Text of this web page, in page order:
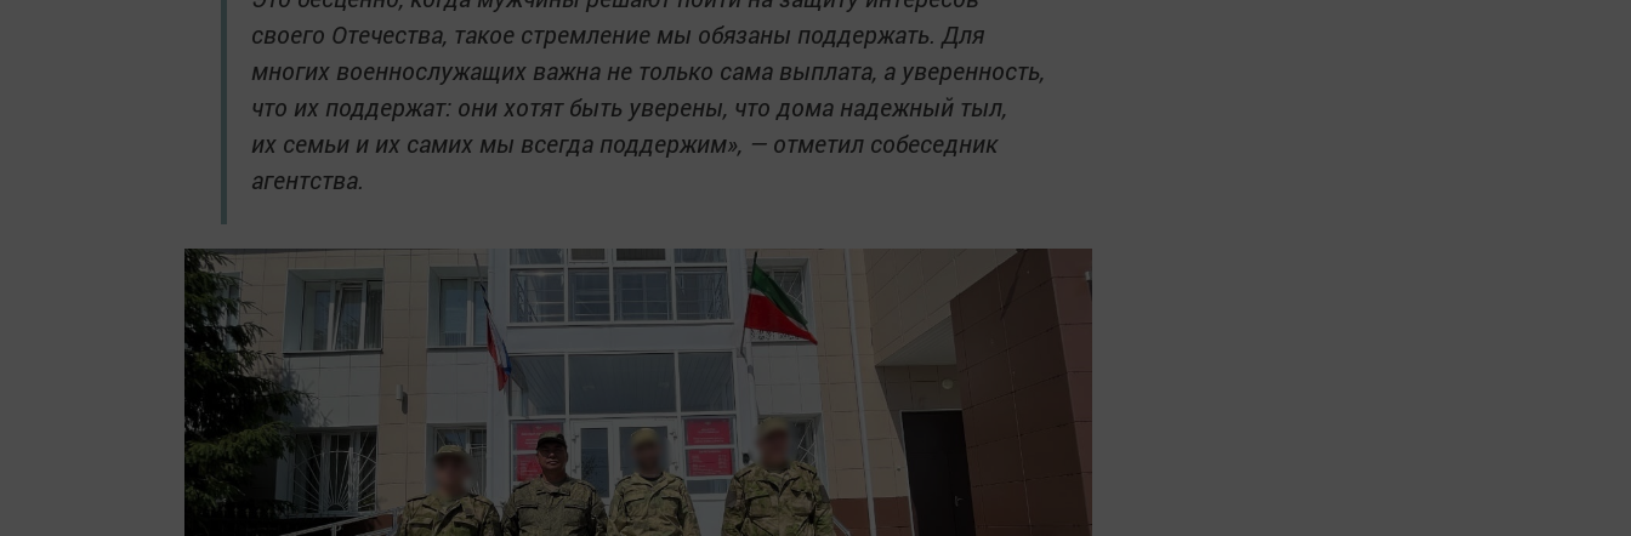
своего Отечества, такое стремление мы обязаны поддержать. Для
многих военнослужащих важна не только сама выплата, а уверенность,
что их поддержат: они хотят быть уверены, что дома надежный тыл,
их семьи и их самих мы всегда поддержим», — отметил собеседник
агентства.